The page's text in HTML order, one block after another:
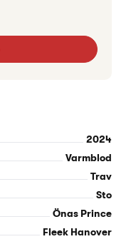
2024
Varmblod
Trav
Sto
Önas Prince
Fleek Hanover